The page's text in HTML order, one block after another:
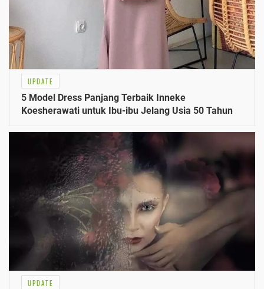
UPDATE
5 Model Dress Panjang Terbaik Inneke
Koesherawati untuk Ibu-ibu Jelang Usia 50 Tahun
UPDATE